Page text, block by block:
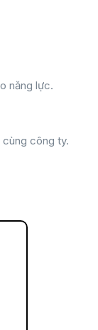
năng lực.
công ty.